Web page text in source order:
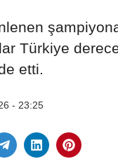
Türkiye
etti.
- 23:25